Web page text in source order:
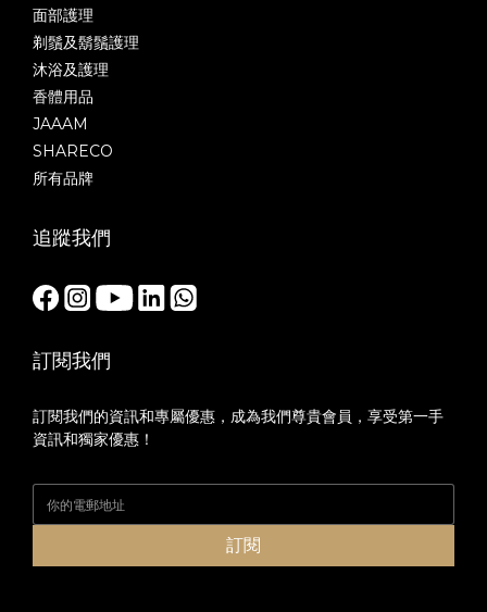
面部護理
剃鬚及鬍鬚護理
沐浴及護理
香體用品
JAAAM
SHARECO
所有品牌
追蹤我們
訂閱我們
訂閱我們的資訊和專屬優惠，成為我們尊貴會員，享受第一手
資訊和獨家優惠！
訂閱